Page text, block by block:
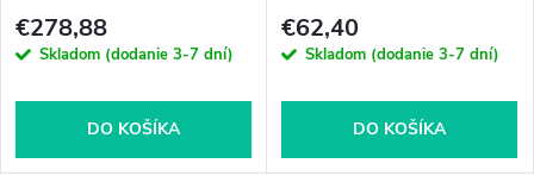
€278,88
Skladom (dodanie 3-7 dní)
DO KOŠÍKA
€62,40
Skladom (dodanie 3-7 dní)
DO KOŠÍKA